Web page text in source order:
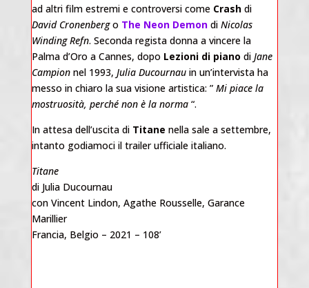
ad altri film estremi e controversi come Crashdi
David Cronenbergo The Neon Demon di Nicolas
Winding Refn. Seconda regista donna a vincere la
Palma d’Oro a Cannes, dopo Lezioni di piano di Jane
Campionnel 1993, Julia Ducournau in un’intervista ha
messo in chiaro la sua visione artistica: ” Mi piace la
mostruosità, perché non è la norma“.
In attesa dell’uscita di Titane nella sale a settembre,
intanto godiamoci il trailer ufficiale italiano.
Titane
di Julia Ducournau
con Vincent Lindon, Agathe Rousselle, Garance
Marillier
Francia, Belgio – 2021 – 108’